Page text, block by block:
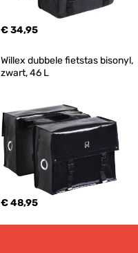
€ 34,95
Willex dubbele fietstas bisonyl,
zwart, 46 L
€ 48,95